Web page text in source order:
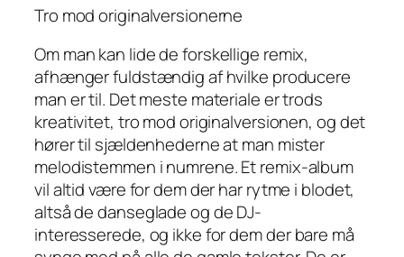
Tro mod originalversionerne
Om man kan lide de forskellige remix,
afhænger fuldstændig af hvilke producere
man er til. Det meste materiale er trods
kreativitet, tro mod originalversionen, og det
hører til sjældenhederne at man mister
melodistemmen i numrene. Et remix-album
vil altid være for dem der har rytme i blodet,
altså de danseglade og de DJ-
interesserede, og ikke for dem derbare må